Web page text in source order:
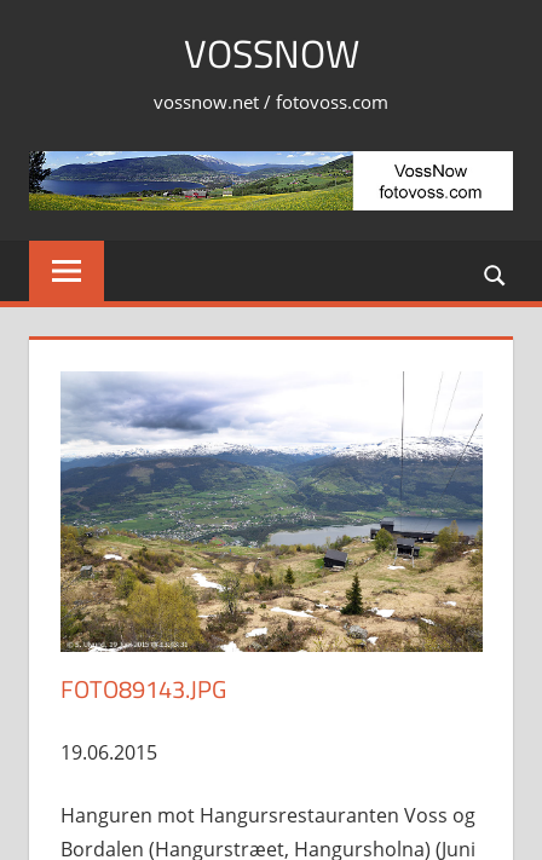
VOSSNOW
vossnow.net / fotovoss.com
FOTO89143.JPG
19.06.2015
Hanguren mot Hangursrestauranten Voss og
Bordalen (Hangurstræet, Hangursholna) (Juni